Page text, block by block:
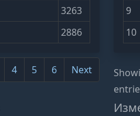
3263
2886
4 5 6 Next
9
10